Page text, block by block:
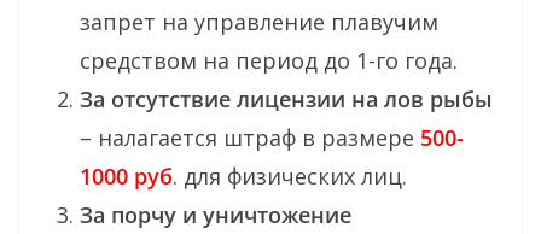
запрет на управление плавучим
средством на период до 1-го года.
За отсутствие лицензии на лов рыбы
– налагается штраф в размере 500-
1000 руб. для физических лиц.
За порчу и уничтожение